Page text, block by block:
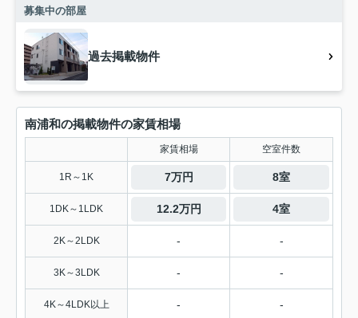
募集中の部屋
過去掲載物件
南浦和の掲載物件の家賃相場
家賃相場 空室件数
1R～1K 7万円 8室
1DK～1LDK 12.2万円 4室
2K～2LDK - -
3K～3LDK - -
4K～4LDK以上 - -